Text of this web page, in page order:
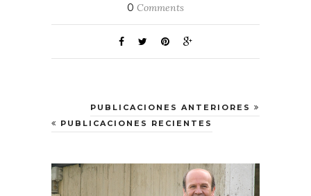
0 Comments
PUBLICACIONES ANTERIORES
PUBLICACIONES RECIENTES